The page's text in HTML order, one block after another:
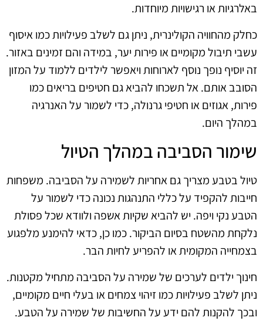
באלרגיות או רגישויות מיוחדות.
כחלק מהחוויה הקולינרית, ניתן גם לשלב פעילויות כמו איסוף
עשבי תיבול מקומיים או פירות יער, במידה והם זמינים באזור.
זה יוסיף נופך נוסף לארוחות ויאפשר לילדים ללמוד על המזון
הסובב אותם. אל תשכחו להביא גם חטיפים בריאים כמו
פירות, אגוזים או חטיפי גרנולה, כדי לשמור על האנרגיה
במהלך היום.
שימור הסביבה במהלך הטיול
טיול בטבע מצריך גם אחריות לשמירה על הסביבה. משפחות
חייבות להקפיד על כללי התנהגות נכונה כדי לשמור על
הטבע נקי ויפה. יש להביא שקיות אשפה ולוודא שכל פסולת
נלקחת מהשטח בסיום הביקור. כמו כן, כדאי להימנע מלפגוע
בצמחייה המקומית או להפריע לחיות הבר.
חינוך ילדים לערכים של שמירה על הסביבה מתחיל מקטנות.
ניתן לשלב פעילויות כמו זיהוי צמחים או בעלי חיים מקומיים,
ובכך להקנות להם ידע על החשיבות של שמירה על הטבע.